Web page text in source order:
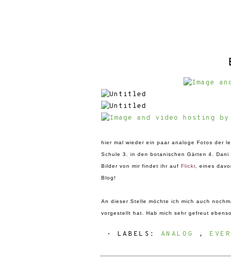
hier mal wieder ein paar analoge Fotos der
Schule 3. in den botanischen Gärten 4.
Bilder von mir findet ihr auf Flickr, eines
Blog!
An dieser Stelle möchte ich mich auch
vorgestellt hat. Hab mich sehr gefreut
⋅ LABELS: ANALOG ,